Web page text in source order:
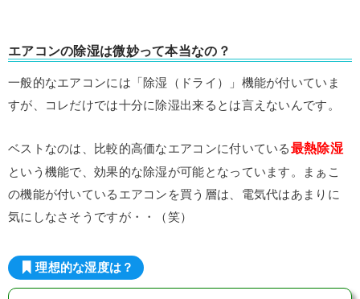
エアコンの除湿は微妙って本当なの？
一般的なエアコンには「除湿（ドライ）」機能が付いていま
すが、コレだけでは十分に除湿出来るとは言えないんです。
ベストなのは、比較的高価なエアコンに付いている最熱除湿
という機能で、効果的な除湿が可能となっています。まぁこ
の機能が付いているエアコンを買う層は、電気代はあまりに
気にしなさそうですが・・（笑）
理想的な湿度は？